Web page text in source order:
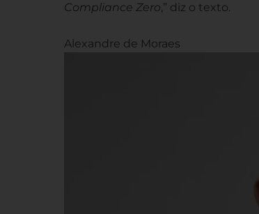
Compliance Zero,” diz o texto.
Alexandre de Moraes